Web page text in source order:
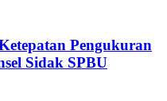
Pengukuran
Sidak SPBU